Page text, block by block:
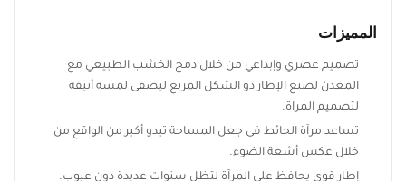
المميزات
تصميم عصري وإبداعي من خلال دمج الخشب الطبيعي مع
المعدن لصنع الإطار ذو الشكل المربع ليضفى لمسة أنيقة
لتصميم المرآة.
تساعد مرآة الحائط في جعل المساحة تبدو أكبر من الواقع من
خلال عكس أشعة الضوء.
إطار قوي يحافظ على المرآة لتظل سنوات عديدة دون عيوب.